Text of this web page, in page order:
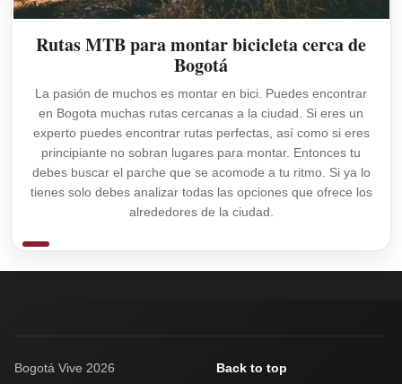
Rutas MTB para montar bicicleta cerca de
Bogotá
La pasión de muchos es montar en bici. Puedes encontrar
en Bogota muchas rutas cercanas a la ciudad. Si eres un
experto puedes encontrar rutas perfectas, así como si eres
principiante no sobran lugares para montar. Entonces tu
debes buscar el parche que se acomode a tu ritmo. Si ya lo
tienes solo debes analizar todas las opciones que ofrece los
alrededores de la ciudad.
Bogotá Vive 2026 Back to top